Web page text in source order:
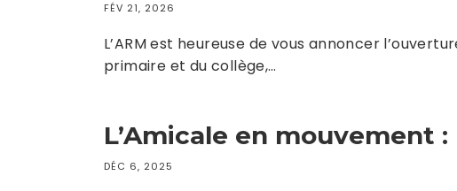
FÉV 21, 2026
L’ARM est heureuse de vous annoncer
primaire et du collège,…
L’Amicale en mouvement
DÉC 6, 2025